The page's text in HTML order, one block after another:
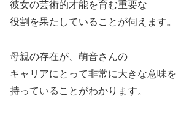
彼女の芸術的才能を育む重要な
役割を果たしていることが伺えます。
母親の存在が、萌音さんの
キャリアにとって非常に大きな意味を
持っていることがわかります。